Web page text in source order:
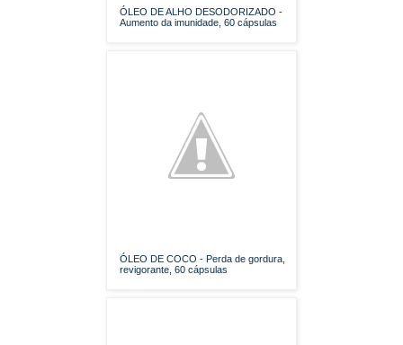
ÓLEO DE ALHO DESODORIZADO -
Aumento da imunidade, 60 cápsulas
ÓLEO DE COCO - Perda de gordura,
revigorante, 60 cápsulas